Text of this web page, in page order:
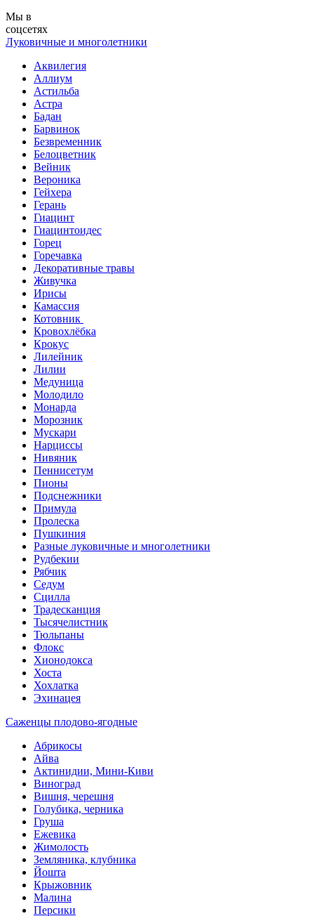
Мы в
соцсетях
Луковичные и многолетники
Аквилегия
Аллиум
Астильба
Астра
Бадан
Барвинок
Безвременник
Белоцветник
Вейник
Вероника
Гейхера
Герань
Гиацинт
Гиацинтоидес
Горец
Горечавка
Декоративные травы
Живучка
Ирисы
Камассия
Котовник
Кровохлёбка
Крокус
Лилейник
Лилии
Медуница
Молодило
Монарда
Морозник
Мускари
Нарциссы
Нивяник
Пеннисетум
Пионы
Подснежники
Примула
Пролеска
Пушкиния
Разные луковичные и многолетники
Рудбекии
Рябчик
Седум
Сцилла
Традесканция
Тысячелистник
Тюльпаны
Флокс
Хионодокса
Хоста
Хохлатка
Эхинацея
Саженцы плодово-ягодные
Абрикосы
Айва
Актинидии, Мини-Киви
Виноград
Вишня, черешня
Голубика, черника
Груша
Ежевика
Жимолость
Земляника, клубника
Йошта
Крыжовник
Малина
Персики